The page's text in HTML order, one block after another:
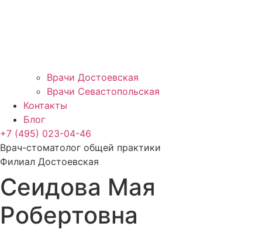
Врачи Достоевская
Врачи Севастопольская
Контакты
Блог
+7 (495) 023-04-46
Врач-стоматолог общей практики
Филиал Достоевская
Сеидова Мая
Робертовна